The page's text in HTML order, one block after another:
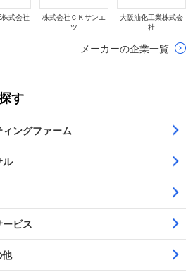
式会社
株式会社ＣＫサンエ
ツ
大阪油化工業株式会
社
メーカーの企業一覧
す
ングファーム
ル
ビス